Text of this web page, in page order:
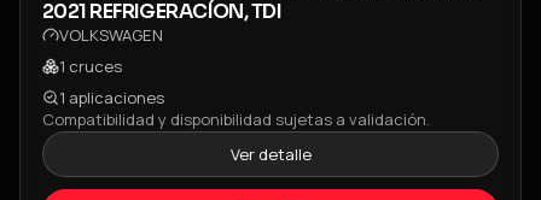
2021 REFRIGERACÍON, TDI
VOLKSWAGEN
1 cruces
1 aplicaciones
Compatibilidad y disponibilidad sujetas a validación.
Ver detalle